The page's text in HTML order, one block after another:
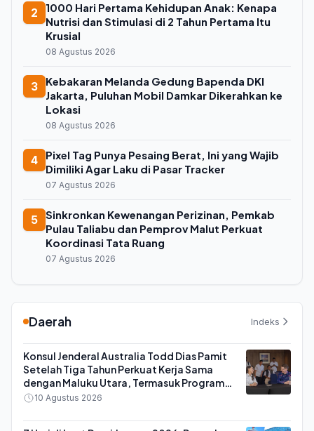
2
1000 Hari Pertama Kehidupan Anak: Kenapa
Nutrisi dan Stimulasi di 2 Tahun Pertama Itu
Krusial
08 Agustus 2026
3
Kebakaran Melanda Gedung Bapenda DKI
Jakarta, Puluhan Mobil Damkar Dikerahkan ke
Lokasi
08 Agustus 2026
4
Pixel Tag Punya Pesaing Berat, Ini yang Wajib
Dimiliki Agar Laku di Pasar Tracker
07 Agustus 2026
5 Sinkronkan Kewenangan Perizinan, Pemkab
Pulau Taliabu dan Pemprov Malut Perkuat
Koordinasi Tata Ruang
07 Agustus 2026
Daerah Indeks
Konsul Jenderal Australia Todd Dias Pamit
Setelah Tiga Tahun Perkuat Kerja Sama
dengan Maluku Utara, Termasuk Program
Kesehatan di Morotai
10 Agustus 2026